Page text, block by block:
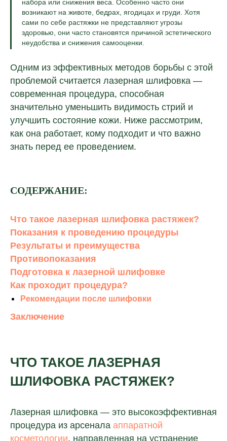
набора или снижения веса. Особенно часто они
возникают на животе, бедрах, ягодицах и груди. Хотя
сами по себе растяжки не представляют угрозы
здоровью, они часто становятся причиной эстетического
неудобства и снижения самооценки.
Одним из эффективных методов борьбы с этой
проблемой считается лазерная шлифовка —
современная процедура, способная
значительно уменьшить видимость стрий и
улучшить состояние кожи. Ниже рассмотрим,
как она работает, кому подходит и что важно
знать перед ее проведением.
СОДЕРЖАНИЕ:
Что такое лазерная шлифовка растяжек?
Показания к проведению процедуры
Результаты и преимущества
Противопоказания
Подготовка к лазерной шлифовке
Как проходит процедура?
Рекомендации после шлифовки
Заключение
ЧТО ТАКОЕ ЛАЗЕРНАЯ
ШЛИФОВКА РАСТЯЖЕК?
Лазерная шлифовка — это высокоэффективная
процедура из арсенала аппаратной
косметологии, направленная на устранение